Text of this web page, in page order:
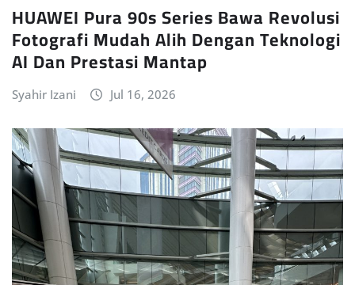
HUAWEI Pura 90s Series Bawa Revolusi
Fotografi Mudah Alih Dengan Teknologi
AI Dan Prestasi Mantap
Syahir Izani Jul 16, 2026